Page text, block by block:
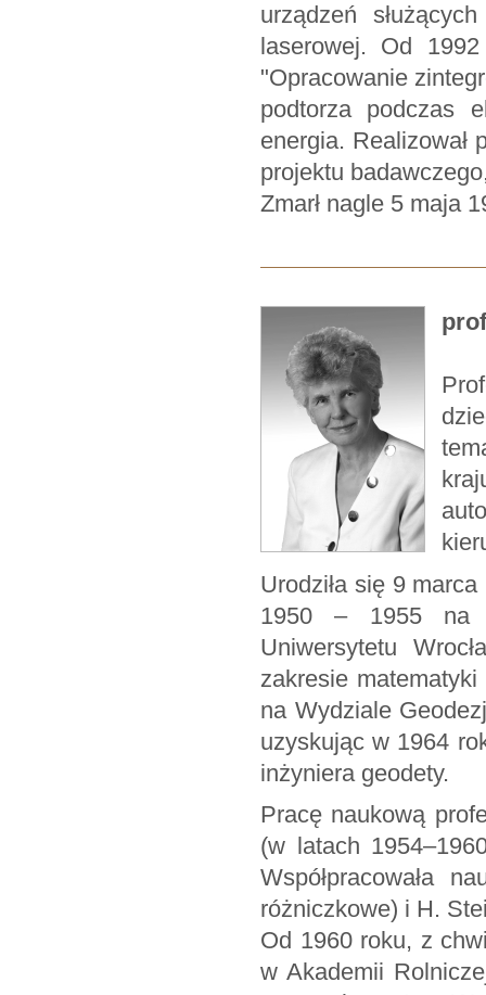
urządzeń
laserowej. Od
"Opracowanie
podtorza podczas
energia. Realizował
projektu
Zmarł nagle 5 maja
Urodziła się 9
1950 – 1955 na
Uniwersytetu
zakresie
na Wydziale
uzyskując w 1964
inżyniera geodety.
Pracę naukową
(w latach
Współpracowała
różniczkowe) i H.
Od 1960 roku, z
w Akademii